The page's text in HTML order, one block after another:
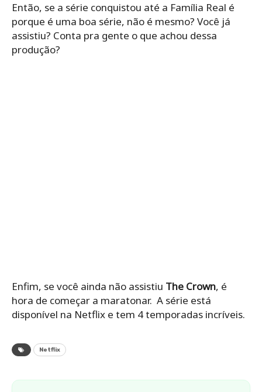
Então, se a série conquistou até a Família Real é
porque é uma boa série, não é mesmo? Você já
assistiu? Conta pra gente o que achou dessa
produção?
Enfim, se você ainda não assistiu The Crown, é
hora de começar a maratonar. A série está
disponível na Netflix e tem 4 temporadas incríveis.
Netflix